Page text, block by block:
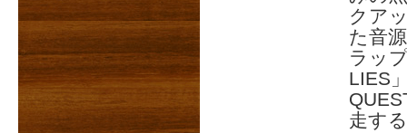
クア
た音
ラッ
LIES
走す